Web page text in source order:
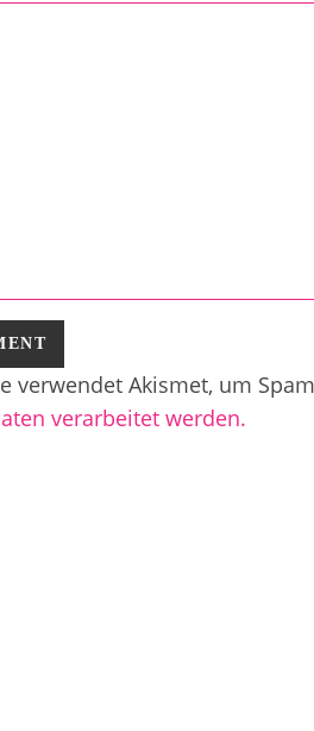
verwendet Akismet, um
verarbeitet werden.